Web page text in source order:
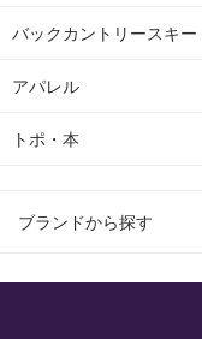
バックカントリースキー
アパレル
トポ・本
ブランドから探す